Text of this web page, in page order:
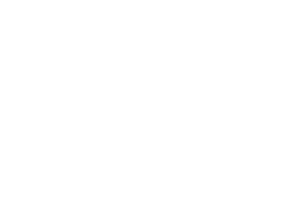
1 czerwca